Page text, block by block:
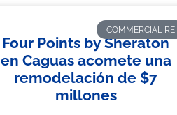
COMMERCIAL RE
Four Points by Sheraton
en Caguas acomete una
remodelación de $7
millones